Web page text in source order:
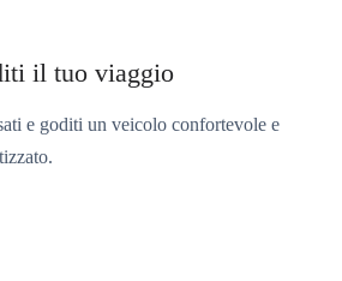
il tuo viaggio
e goditi un veicolo confortevole e